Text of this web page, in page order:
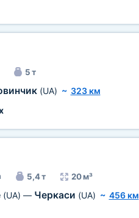
5 т
(UA) ~ 323 км
5,4 т 20 м³
(UA) — Черкаси (UA) ~ 456 км